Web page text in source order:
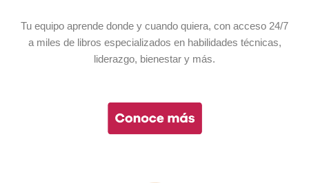
Tu equipo aprende donde y cuando quiera, con acceso 24/7
a miles de libros especializados en habilidades técnicas,
liderazgo, bienestar y más.